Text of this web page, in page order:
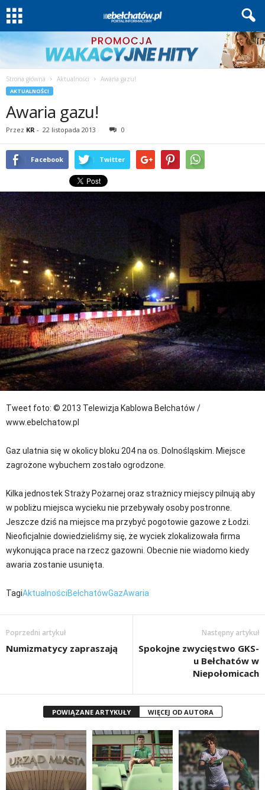
Strona główna Aktualności Awaria gazu!
AKTUALNOŚCI
Awaria gazu!
Przez KR - 22 listopada 2013 0
Facebook Twitter
Tweet foto: © 2013 Telewizja Kablowa Bełchatów /
www.ebelchatow.pl
Gaz ulatnia się w okolicy bloku 204 na os. Dolnośląskim. Miejsce
zagrożone wybuchem zostało ogrodzone.
Kilka jednostek Straży Pożarnej oraz strażnicy miejscy pilnują aby
w pobliżu miejsca wycieku nie przebywały osoby postronne.
Jeszcze dziś na miejsce ma przybyć pogotowie gazowe z Łodzi.
Nieoficjalnie dowiedzieliśmy się, że wyciek zlokalizowała firma
wykonująca prace na rzecz gazowni. Obecnie nie wiadomo kiedy
awaria zostanie usunięta.
TagiAktualnościBełchatówGazAwaria
Poprzedni artykuł
Numizmatycy zapraszają
Następny artykuł
Spokojne zwycięstwo GKS-
u Bełchatów w
Niepołomicach
POWIĄZANE ARTYKUŁY WIĘCEJ OD AUTORA